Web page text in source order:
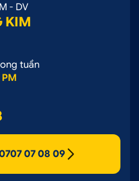
- DV
KIM
tuần
07 08 09